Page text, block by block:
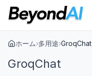
ホーム›多用途›GroqChat
GroqChat